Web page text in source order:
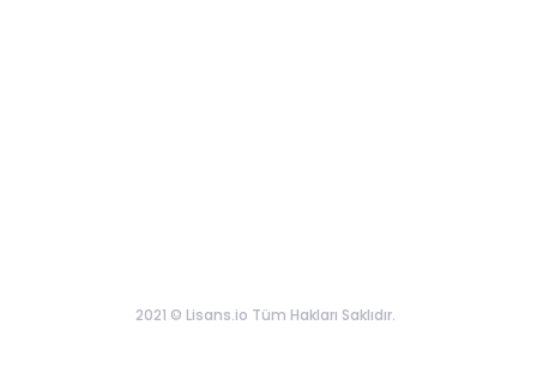
2021 © Lisans.io Tüm Hakları Saklıdır.